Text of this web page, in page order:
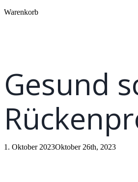
WarenkorbClose
Gesund
1. Oktober 2023Oktober 26th, 2023